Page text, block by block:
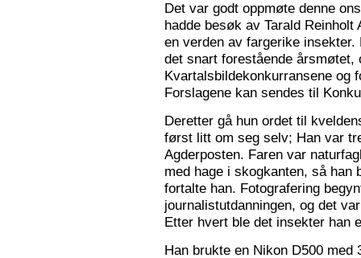
Det var godt oppmøte denne
hadde besøk av Tarald
en verden av fargerike
det snart forestående
Kvartalsbildekonkurransene og
Forslagene kan sendes til
Deretter gå hun ordet til
først litt om seg selv; Han var
Agderposten. Faren var
med hage i skogkanten, så han
fortalte han. Fotografering
journalistutdanningen, og det
Etter hvert ble det insekter han
Han brukte en Nikon D500